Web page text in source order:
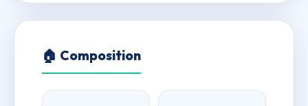
🏠 Composition